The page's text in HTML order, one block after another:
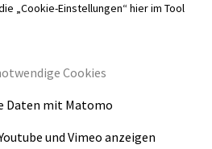
„Cookie-Einstellungen“ hier im Tool
Cookies
Daten mit Matomo
und Vimeo anzeigen